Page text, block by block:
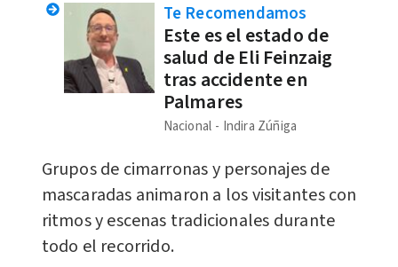
Te Recomendamos
Este es el estado de
salud de Eli Feinzaig
tras accidente en
Palmares
Nacional Indira Zúñiga
Grupos de cimarronas y personajes de
mascaradas animaron a los visitantes con
ritmos y escenas tradicionales durante
todo el recorrido.